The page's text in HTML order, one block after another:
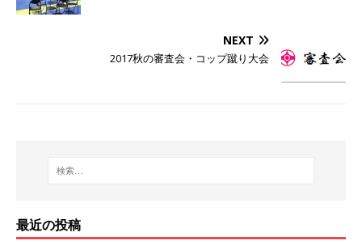
NEXT
2017秋の審査会・コップ蹴り大会
最近の投稿